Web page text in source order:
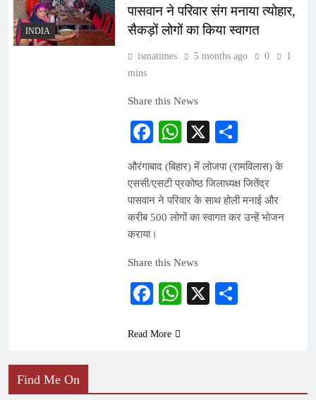
INDIA
पासवान ने परिवार संग मनाया त्योहार,
सैकड़ों लोगों का किया स्वागत
ismatimes 5 months ago 0
1
mins
Share this News
Facebook
WhatsApp
X
औरंगाबाद (बिहार) में लोजपा (रामविलास) के
एससी/एसटी प्रकोष्ठ जिलाध्यक्ष जितेंद्र
पासवान ने परिवार के साथ होली मनाई और
करीब 500 लोगों का स्वागत कर उन्हें भोजन
कराया।
Share this News
Facebook
WhatsApp
X
Read More
Find Me On